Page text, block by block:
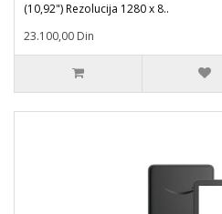
(10,92") Rezolucija 1280 x 8..
23.100,00 Din